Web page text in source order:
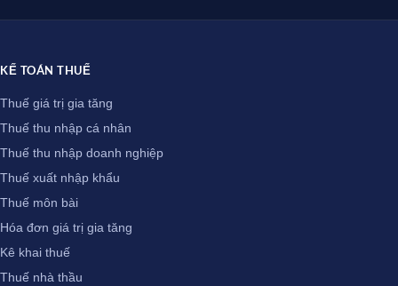
KẾ TOÁN THUẾ
Thuế giá trị gia tăng
Thuế thu nhập cá nhân
Thuế thu nhập doanh nghiệp
Thuế xuất nhập khẩu
Thuế môn bài
Hóa đơn giá trị gia tăng
Kê khai thuế
Thuế nhà thầu